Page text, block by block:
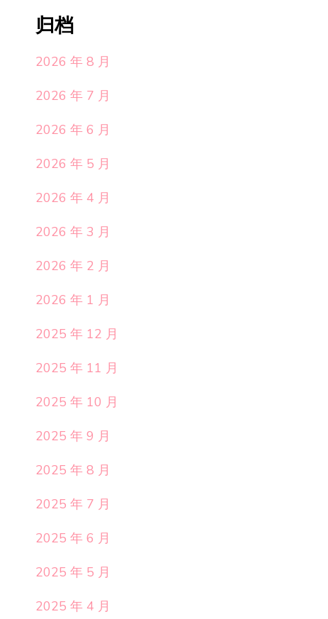
归档
2026 年 8 月
2026 年 7 月
2026 年 6 月
2026 年 5 月
2026 年 4 月
2026 年 3 月
2026 年 2 月
2026 年 1 月
2025 年 12 月
2025 年 11 月
2025 年 10 月
2025 年 9 月
2025 年 8 月
2025 年 7 月
2025 年 6 月
2025 年 5 月
2025 年 4 月